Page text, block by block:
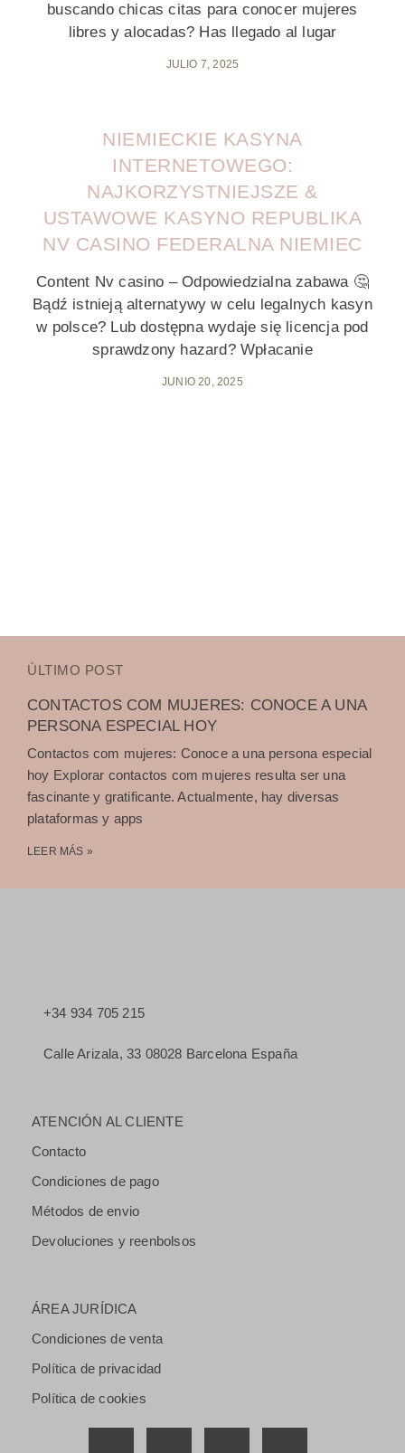
buscando chicas citas para conocer mujeres
libres y alocadas? Has llegado al lugar
JULIO 7, 2025
NIEMIECKIE KASYNA
INTERNETOWEGO:
NAJKORZYSTNIEJSZE &
USTAWOWE KASYNO REPUBLIKA
NV CASINO FEDERALNA NIEMIEC
Content Nv casino – Odpowiedzialna zabawa 🤔
Bądź istnieją alternatywy w celu legalnych kasyn
w polsce? Lub dostępna wydaje się licencja pod
sprawdzony hazard? Wpłacanie
JUNIO 20, 2025
ÚLTIMO POST
CONTACTOS COM MUJERES: CONOCE A UNA
PERSONA ESPECIAL HOY
Contactos com mujeres: Conoce a una persona especial
hoy Explorar contactos com mujeres resulta ser una
fascinante y gratificante. Actualmente, hay diversas
plataformas y apps
LEER MÁS »
+34 934 705 215
Calle Arizala, 33 08028 Barcelona España
ATENCIÓN AL CLIENTE
Contacto
Condiciones de pago
Métodos de envio
Devoluciones y reenbolsos
ÁREA JURÍDICA
Condiciones de venta
Política de privacidad
Política de cookies